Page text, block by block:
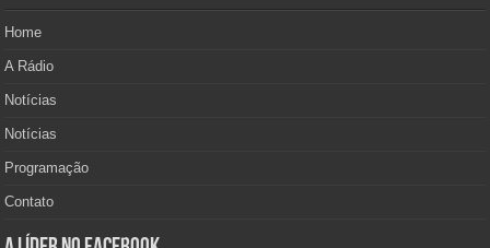
Home
A Rádio
Notícias
Notícias
Programação
Contato